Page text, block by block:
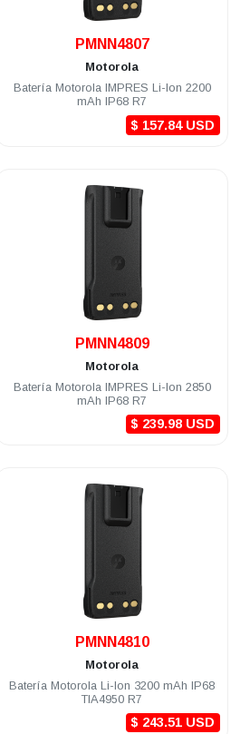
PMNN4807
Motorola
Batería Motorola IMPRES Li-Ion 2200
mAh IP68 R7
$ 157.84 USD
PMNN4809
Motorola
Batería Motorola IMPRES Li-Ion 2850
mAh IP68 R7
$ 239.98 USD
PMNN4810
Motorola
Batería Motorola Li-Ion 3200 mAh IP68
TIA4950 R7
$ 243.51 USD